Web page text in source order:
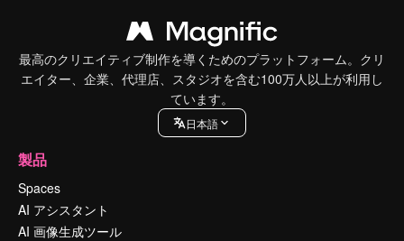
最高のクリエイティブ制作を導くためのプラットフォーム。クリ
エイター、企業、代理店、スタジオを含む100万人以上が利用し
ています。
日本語
製品
Spaces
AI アシスタント
AI 画像生成ツール